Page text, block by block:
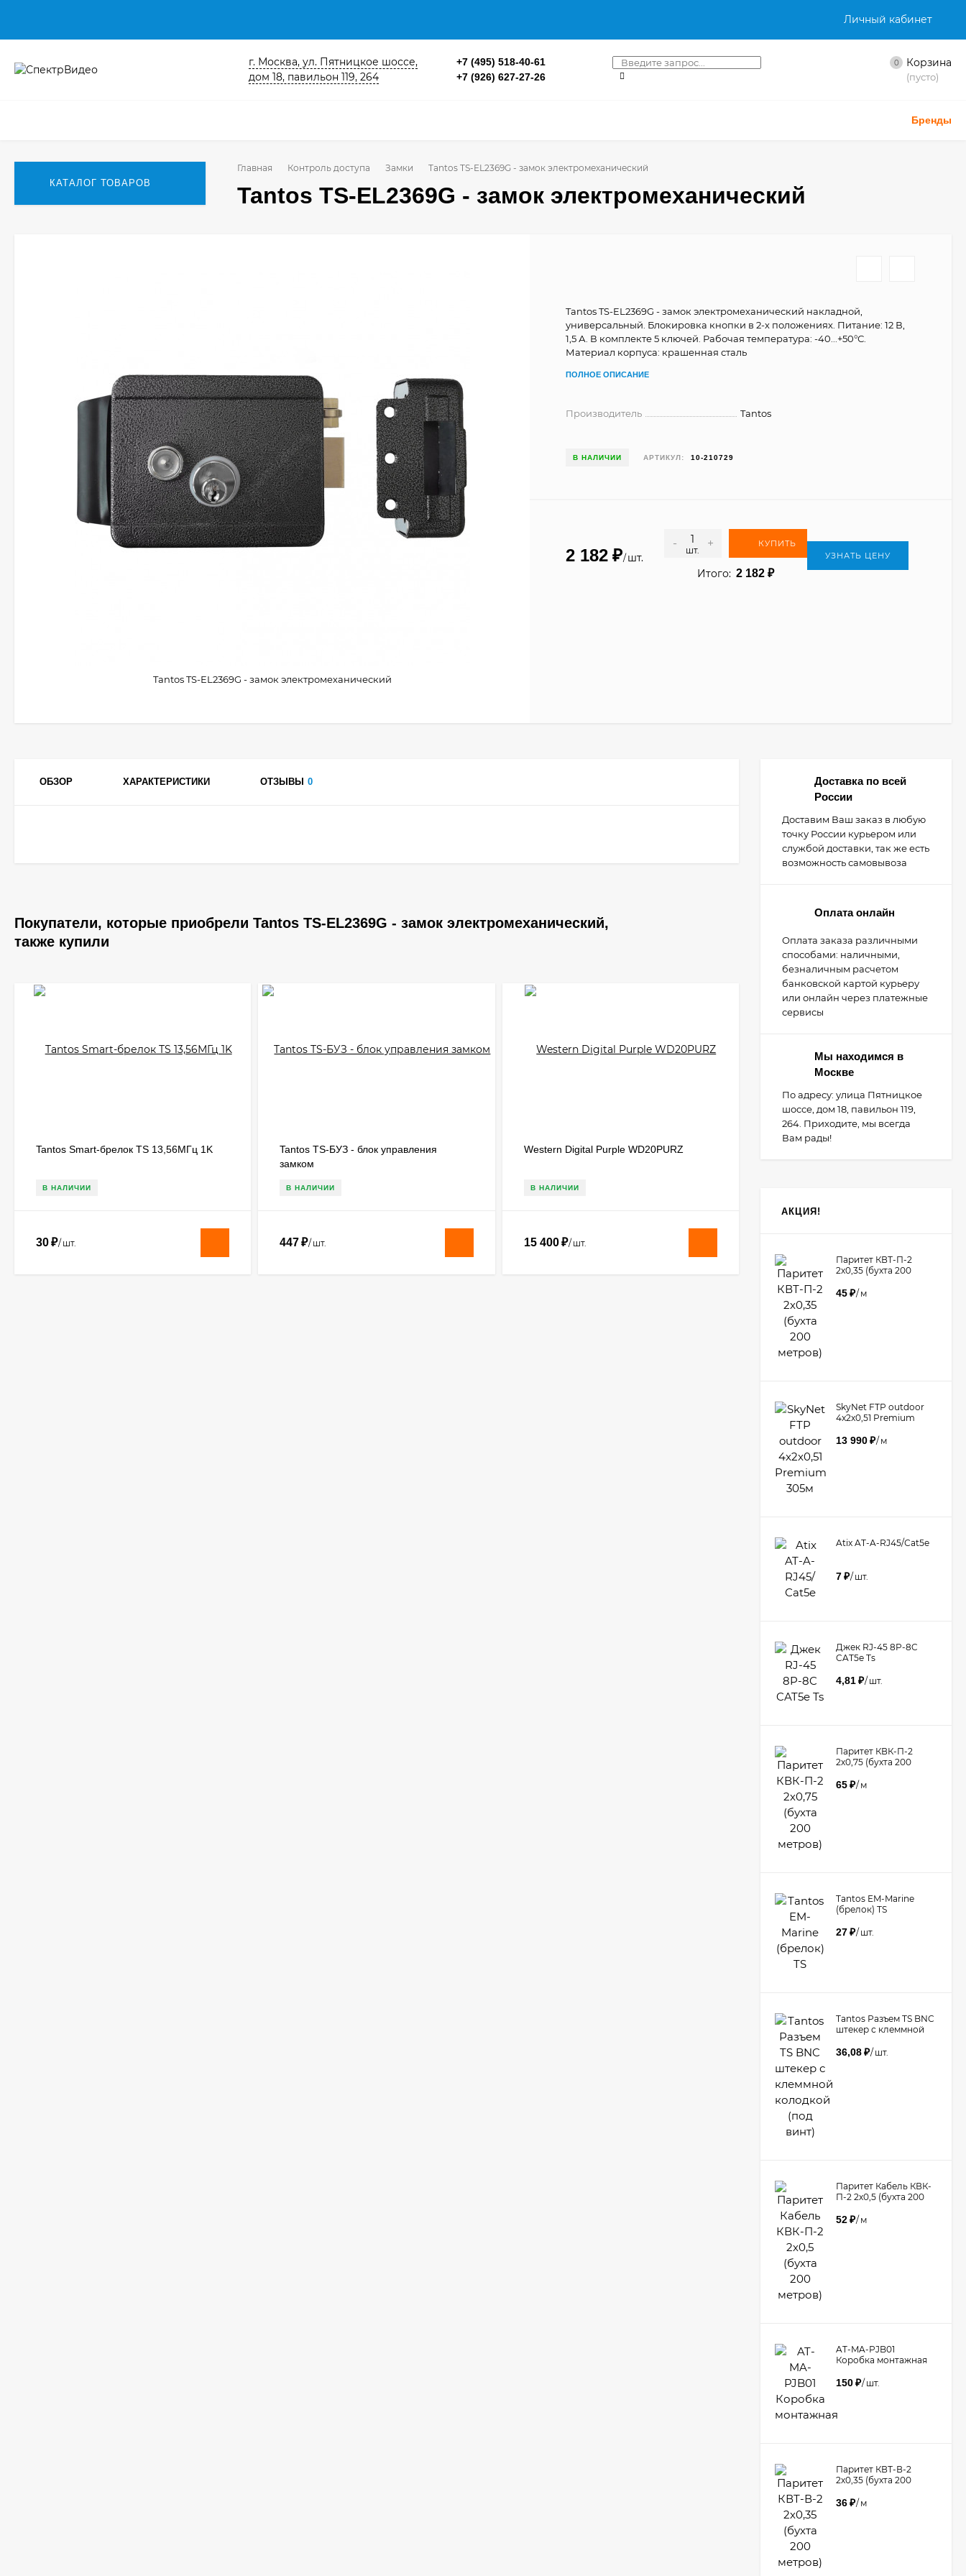
Личный кабинет
г. Москва, ул. Пятницкое шоссе,
дом 18, павильон 119, 264
+7 (495) 518-40-61
+7 (926) 627-27-26
0 Корзина
(пусто)
Бренды
КАТАЛОГ ТОВАРОВ
Главная Контроль доступа Замки Tantos TS-EL2369G - замок электромеханический
Tantos TS-EL2369G - замок электромеханический
Tantos TS-EL2369G - замок электромеханический
Tantos TS-EL2369G - замок электромеханический накладной,
универсальный. Блокировка кнопки в 2-х положениях. Питание: 12 В,
1,5 А. В комплекте 5 ключей. Рабочая температура: -40...+50°С.
Материал корпуса: крашенная сталь
ПОЛНОЕ ОПИСАНИЕ
Производитель Tantos
В НАЛИЧИИ АРТИКУЛ: 10-210729
2 182 ₽/ шт.
-
шт.
+ КУПИТЬ
Итого: 2 182 ₽
УЗНАТЬ ЦЕНУ
ОБЗОР ХАРАКТЕРИСТИКИ ОТЗЫВЫ 0
Покупатели, которые приобрели Tantos TS-EL2369G - замок электромеханический,
также купили
Tantos Smart-брелок TS 13,56МГц 1K
В НАЛИЧИИ
30₽/ шт.
Tantos TS-БУЗ - блок управления
замком
В НАЛИЧИИ
447₽/ шт.
Western Digital Purple WD20PURZ
В НАЛИЧИИ
15 400 ₽/ шт.
Доставка по всей
России
Доставим Ваш заказ в любую
точку России курьером или
службой доставки, так же есть
возможность самовывоза
Оплата онлайн
Оплата заказа различными
способами: наличными,
безналичным расчетом
банковской картой курьеру
или онлайн через платежные
сервисы
Мы находимся в
Москве
По адресу: улица Пятницкое
шоссе, дом 18, павильон 119,
264. Приходите, мы всегда
Вам рады!
АКЦИЯ!
Паритет КВТ-П-2
2х0,35 (бухта 200
45₽/ м
​SkyNet FTP outdoor
4x2x0,51 Premium
13 990₽/ м
Atix AT-A-RJ45/Сat5e
7₽/ шт.
Джек RJ-45 8P-8C
CAT5e Ts
4,81₽/ шт.
Паритет КВК-П-2
2х0,75 (бухта 200
65₽/ м
Tantos EM-Marine
(брелок) TS
27₽/ шт.
Tantos Разъем TS BNC
штекер с клеммной
36,08₽/ шт.
Паритет Кабель КВК-
П-2 2х0,5 (бухта 200
52₽/ м
AT-MA-PJB01
Коробка монтажная
150₽/ шт.
Паритет КВТ-В-2
2х0,35 (бухта 200
36₽/ м